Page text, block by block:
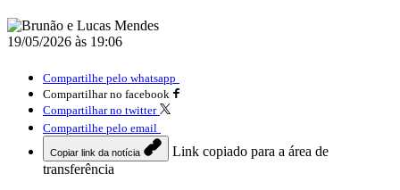
19/05/2026 às 19:06
Compartilhe pelo whatsapp
Compartilhar no facebook
Compartilhar no twitter
Compartilhe pelo email
Copiar link da notícia
Link copiado para a área de
transferência